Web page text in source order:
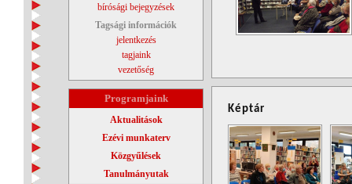
bírósági bejegyzések
Tagsági információk
jelentkezés
tagjaink
vezetőség
Programjaink
Aktualitások
Ezévi munkaterv
Közgyűlések
Tanulmányutak
Képtár